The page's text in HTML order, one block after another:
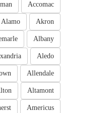
Accomac
Akron
Alamo
Albany
Aledo
Allendale
Altamont
Americus